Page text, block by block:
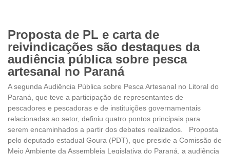
Proposta de PL e carta de
reivindicações são destaques da
audiência pública sobre pesca
artesanal no Paraná
A segunda Audiência Pública sobre Pesca Artesanal no Litoral do
Paraná, que teve a participação de representantes de
pescadores e pescadoras e de instituições governamentais
relacionadas ao setor, definiu quatro pontos principais para
serem encaminhados a partir dos debates realizados. Proposta
pelo deputado estadual Goura (PDT), que preside a Comissão de
Meio Ambiente da Assembleia Legislativa do Paraná, a audiência